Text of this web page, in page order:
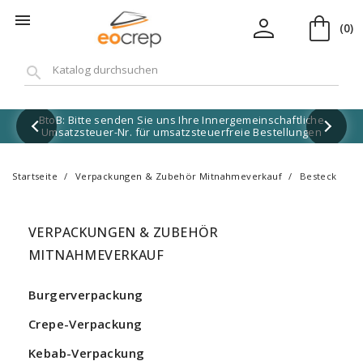
 shopping_bag (0)
person
search
BtoB: Bitte senden Sie uns Ihre Innergemeinschaftliche
Umsatzsteuer-Nr. für umsatzsteuerfreie Bestellungen
Startseite Verpackungen & Zubehör Mitnahmeverkauf Besteck
VERPACKUNGEN & ZUBEHÖR
MITNAHMEVERKAUF
Burgerverpackung
Crepe-Verpackung
Kebab-Verpackung